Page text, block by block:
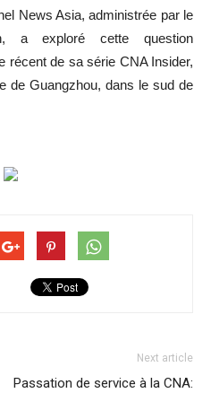
News Asia, administrée par le
a exploré cette question
récent de sa série CNA Insider,
de Guangzhou, dans le sud de
Next article
Passation de service à la CNA: